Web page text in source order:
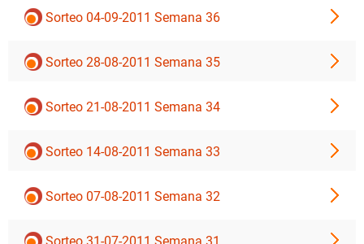
Sorteo 04-09-2011 Semana 36
Sorteo 28-08-2011 Semana 35
Sorteo 21-08-2011 Semana 34
Sorteo 14-08-2011 Semana 33
Sorteo 07-08-2011 Semana 32